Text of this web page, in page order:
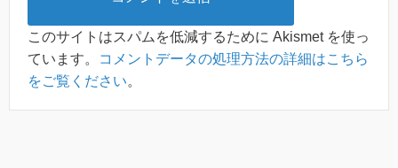
このサイトはスパムを低減するために Akismet を使っ
ています。
コメントデータの処理方法の詳細はこちら
をご覧ください。